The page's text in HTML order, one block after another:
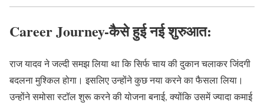
Career Journey-कैसे हुई नई शुरुआत:
राज यादव ने जल्दी समझ लिया था कि सिर्फ चाय की दुकान चलाकर जिंदगी
बदलना मुश्किल होगा। इसलिए उन्होंने कुछ नया करने का फैसला लिया।
उन्होंने समोसा स्टॉल शुरू करने की योजना बनाई, क्योंकि उसमें ज्यादा कमाई